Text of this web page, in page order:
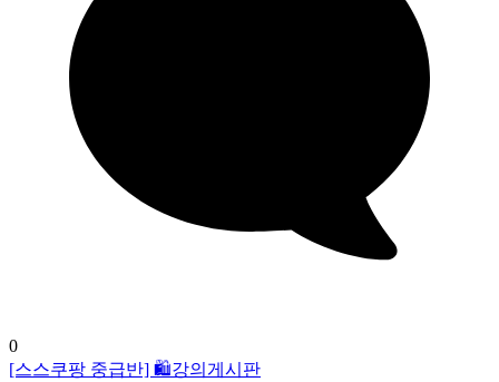
0
[스스쿠팡 중급반] 🛍️강의게시판